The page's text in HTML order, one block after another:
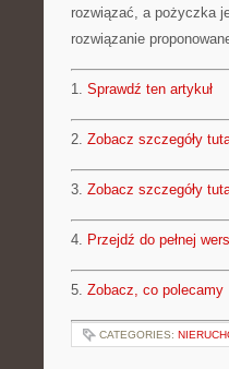
rozwiązać, a pożyczka
rozwiązanie
1. Sprawdź ten artykuł
2. Zobacz szczegóły
3. Zobacz szczegóły
4. Przejdź do pełnej
5. Zobacz, co polecamy
CATEGORIES: